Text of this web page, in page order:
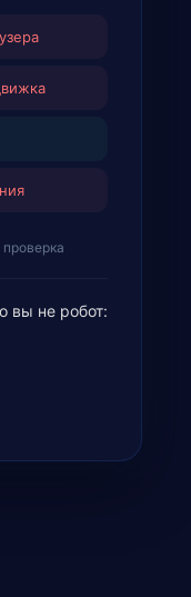
вы не робот: